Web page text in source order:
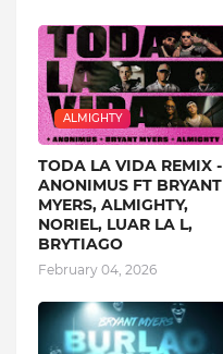
ALMIGHTY
TODA LA VIDA REMIX -
ANONIMUS FT BRYANT
MYERS, ALMIGHTY,
NORIEL, LUAR LA L,
BRYTIAGO
February 04, 2026